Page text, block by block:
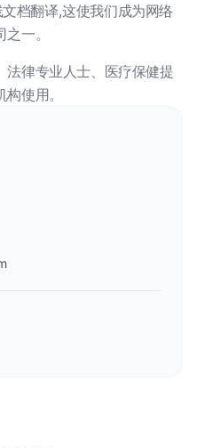
档翻译,这使我们成为网络
一。
法律专业人士、医疗保健提
使用。